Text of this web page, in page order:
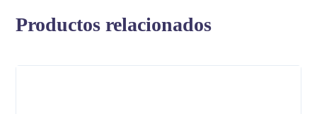
Productos relacionados